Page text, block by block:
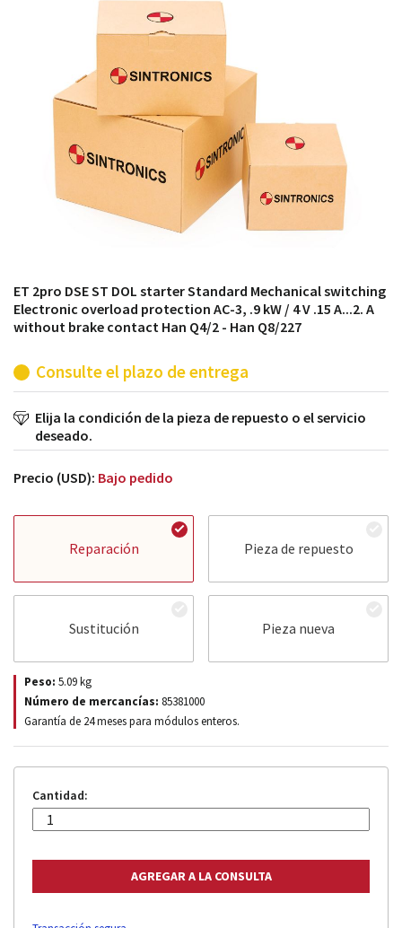
módulos antiguos a un alto nivel técnico o sustitución
de módulos descontinuados por módulos del propio
ET 2pro DSE ST DOL starter Standard Mechanical switching
Electronic overload protection AC-3, .9 kW / 4 V .15 A...2. A
without brake contact Han Q4/2 - Han Q8/227
Consulte el plazo de entrega
Elija la condición de la pieza de repuesto o el servicio
deseado.
Precio (USD): Bajo pedido
Reparación Pieza de repuesto
Sustitución Pieza nueva
Peso: 5.09kg
Número de mercancías: 85381000
Garantía de 24 meses para módulos enteros.
Cantidad: